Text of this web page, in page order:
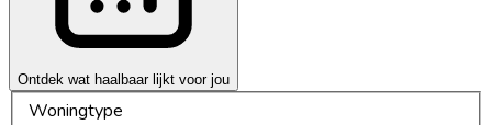
Ontdek wat haalbaar lijkt voor jou
Woningtype